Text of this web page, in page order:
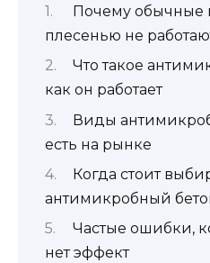
Почему обычные
плесенью не
Что такое
как он работает
Виды
есть на рынке
Когда стоит
антимикробный
Частые ошибки,
нет эффект